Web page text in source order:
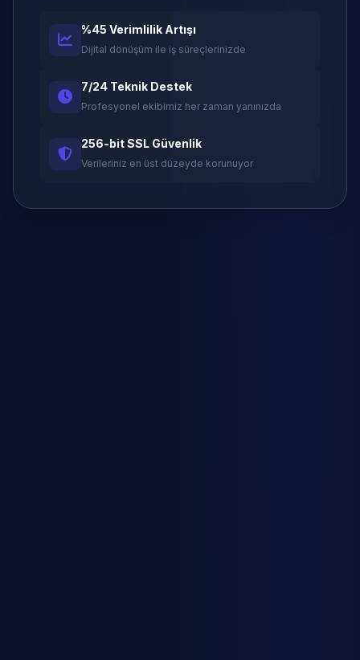
%45 Verimlilik Artışı
Dijital dönüşüm ile iş süreçlerinizde
7/24 Teknik Destek
Profesyonel ekibimiz her zaman yanınızda
256-bit SSL Güvenlik
Verileriniz en üst düzeyde korunuyor